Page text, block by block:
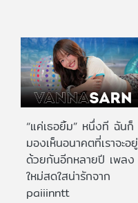
“แค่เธอยิ้ม” หนึ่งที ฉันก็
มองเห็นอนาคตที่เราจะอยู่
ด้วยกันอีกหลายปี เพลง
ใหม่สดใสน่ารักจาก
paiiinntt